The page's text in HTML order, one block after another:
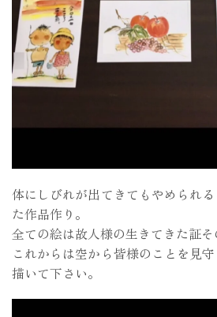
体にしびれが出てきてもやめられ
た作品作り。
全ての絵は故人様の生きてきた証そ
これからは空から皆様のことを見
描いて下さい。